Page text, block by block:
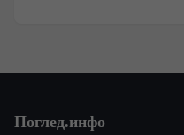
Поглед.инфо